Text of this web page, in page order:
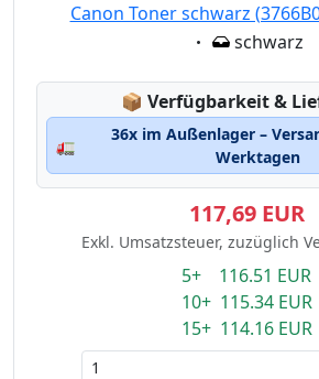
Canon Toner schwarz
Eigenschaft:
schwarz
📦 Lagerstatus:
Verfügbarkeit &
🚛
36x im Außenlager –
Werktagen
117,69 EUR
Exkl. Umsatzsteuer, zuzüglich
5+ 116.51 EUR
10+ 115.34 EUR
15+ 114.16 EUR